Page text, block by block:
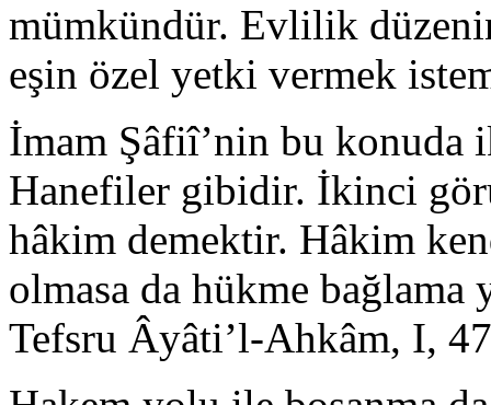
mümkündür. Evlilik
eşin özel yetki vermek
İmam Şâfiî’nin bu konuda
Hanefiler gibidir. İkinci
hâkim demektir. Hâkim
olmasa da hükme
Tefsru Âyâti’l-Ahkâm, I,